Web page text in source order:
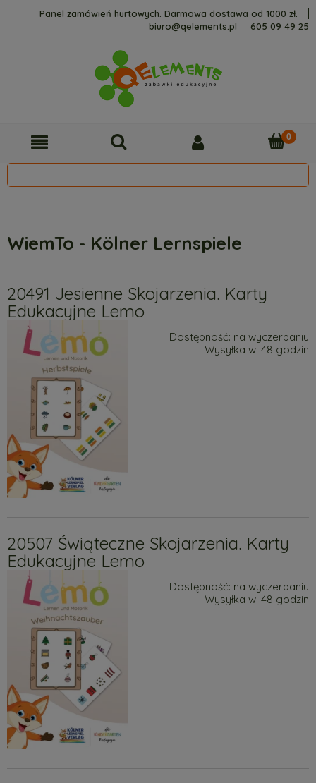
Panel zamówień hurtowych. Darmowa dostawa od 1000 zł.
biuro@qelements.pl
605 09 49 25
WiemTo - Kölner Lernspiele
20491 Jesienne Skojarzenia. Karty
Edukacyjne Lemo
Dostępność: na wyczerpaniu
Wysyłka w: 48 godzin
20507 Świąteczne Skojarzenia. Karty
Edukacyjne Lemo
Dostępność: na wyczerpaniu
Wysyłka w: 48 godzin